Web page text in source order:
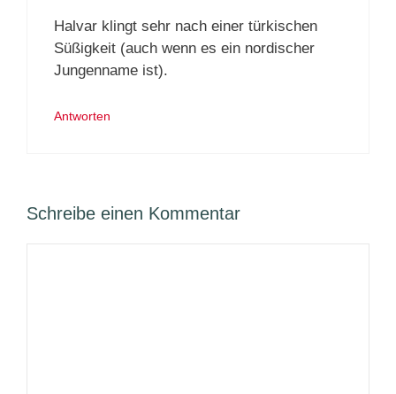
Halvar klingt sehr nach einer türkischen
Süßigkeit (auch wenn es ein nordischer
Jungenname ist).
Antworten
Schreibe einen Kommentar